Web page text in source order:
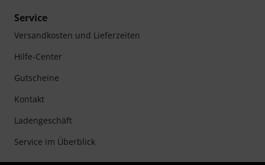
Service
Versandkosten und Lieferzeiten
Hilfe-Center
Gutscheine
Kontakt
Ladengeschäft
Service im Überblick